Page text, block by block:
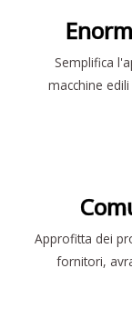
Semplifica
macchine
Approfitta dei
fornitori,